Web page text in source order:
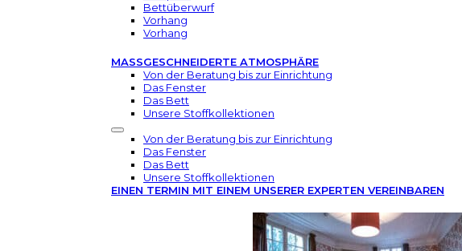
Bettüberwurf
Vorhang
Vorhang
MASSGESCHNEIDERTE ATMOSPHÄRE
Von der Beratung bis zur Einrichtung
Das Fenster
Das Bett
Unsere Stoffkollektionen
Von der Beratung bis zur Einrichtung
Das Fenster
Das Bett
Unsere Stoffkollektionen
EINEN TERMIN MIT EINEM UNSERER EXPERTEN VEREINBAREN